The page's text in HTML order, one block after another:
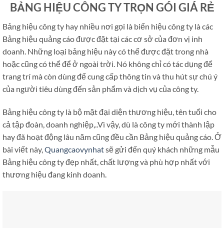
BẢNG HIỆU CÔNG TY TRỌN GÓI GIÁ RẺ
Bảng hiệu công ty hay nhiều nơi gọi là biển hiệu công ty là các
Bảng hiệu quảng cáo được đặt tại các cơ sở của đơn vị inh
doanh. Những loại bảng hiệu này có thể được đặt trong nhà
hoặc cũng có thể để ở ngoài trời. Nó không chỉ có tác dụng để
trang trí mà còn dùng để cung cấp thông tin và thu hút sự chú ý
của người tiêu dùng đến sản phẩm và dịch vụ của công ty.
Bảng hiệu công ty là bộ mặt đại diện thương hiệu, tên tuổi cho
cả tập đoàn, doanh nghiệp,..Vì vậy, dù là công ty mới thành lập
hay đã hoạt động lâu năm cũng đều cần Bảng hiệu quảng cáo. Ở
bài viết này,Quangcaovynhatsẽ gửi đến quý khách những mẫu
Bảng hiệu công ty đẹp nhất, chất lượng và phù hợp nhất với
thương hiệu đang kinh doanh.